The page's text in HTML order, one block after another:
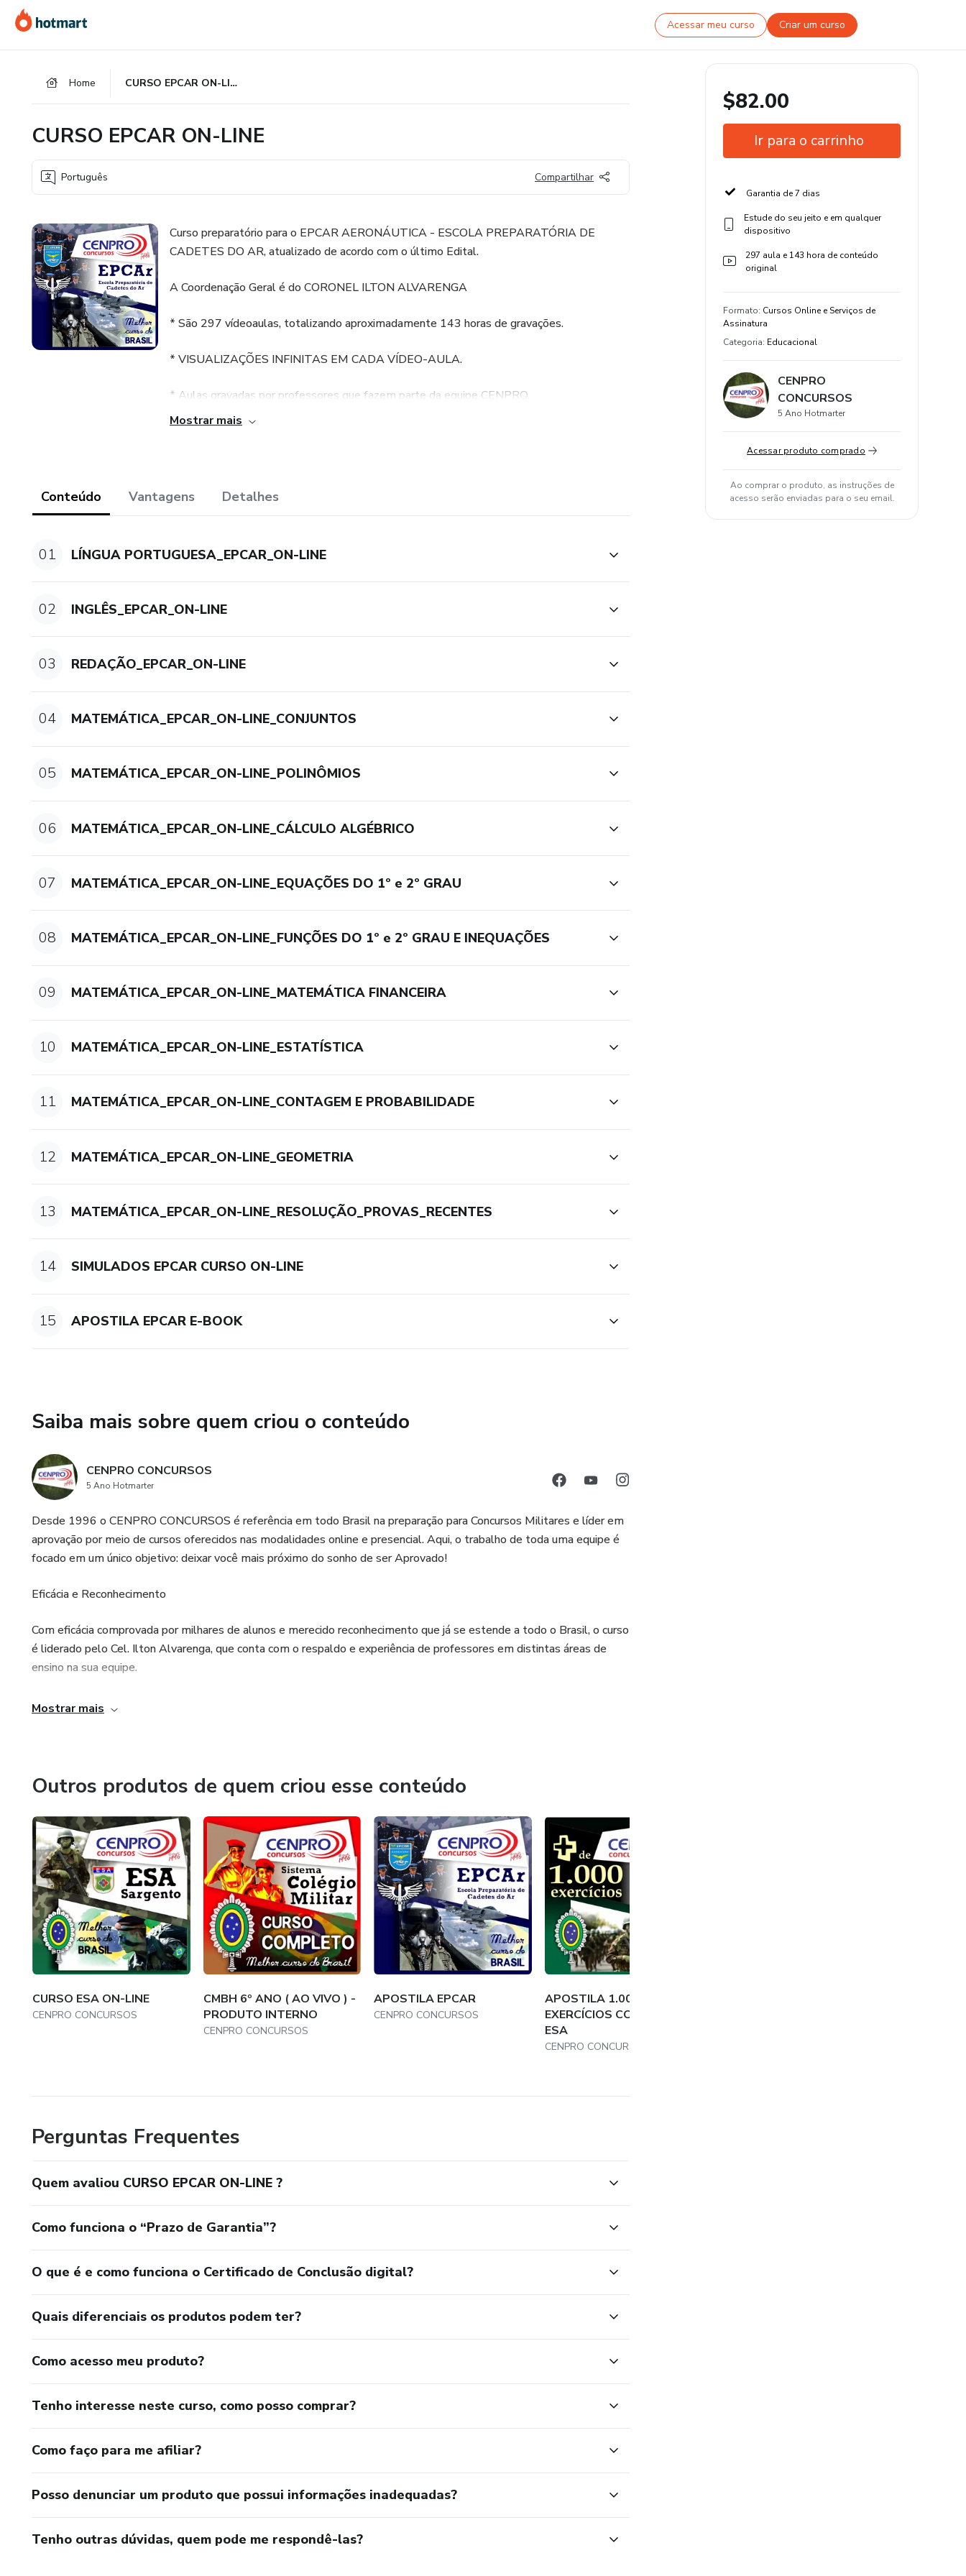
para
o
para
o
para
o
Acessar meu curso Criar um curso
Home CURSO EPCAR ON-LINE
CURSO EPCAR ON-LINE
Português Compartilhar
Curso preparatório para o EPCAR AERONÁUTICA - ESCOLA PREPARATÓRIA DE
CADETES DO AR, atualizado de acordo com o último Edital.
A Coordenação Geral é do CORONEL ILTON ALVARENGA
* São 297 vídeoaulas, totalizando aproximadamente 143 horas de gravações.
* VISUALIZAÇÕES INFINITAS EM CADA VÍDEO-AULA.
* Aulas gravadas por professores que fazem parte da equipe CENPRO.
* Resolução comentada de todas as questões dos últimos concursos da EPCAR.
Mostrar mais
Conteúdo Vantagens Detalhes
01 LÍNGUA PORTUGUESA_EPCAR_ON-LINE
02 INGLÊS_EPCAR_ON-LINE
03 REDAÇÃO_EPCAR_ON-LINE
04 MATEMÁTICA_EPCAR_ON-LINE_CONJUNTOS
05 MATEMÁTICA_EPCAR_ON-LINE_POLINÔMIOS
06 MATEMÁTICA_EPCAR_ON-LINE_CÁLCULO ALGÉBRICO
07 MATEMÁTICA_EPCAR_ON-LINE_EQUAÇÕES DO 1º e 2º GRAU
08 MATEMÁTICA_EPCAR_ON-LINE_FUNÇÕES DO 1º e 2º GRAU E INEQUAÇÕES
09 MATEMÁTICA_EPCAR_ON-LINE_MATEMÁTICA FINANCEIRA
10 MATEMÁTICA_EPCAR_ON-LINE_ESTATÍSTICA
11 MATEMÁTICA_EPCAR_ON-LINE_CONTAGEM E PROBABILIDADE
12 MATEMÁTICA_EPCAR_ON-LINE_GEOMETRIA
13 MATEMÁTICA_EPCAR_ON-LINE_RESOLUÇÃO_PROVAS_RECENTES
14 SIMULADOS EPCAR CURSO ON-LINE
15 APOSTILA EPCAR E-BOOK
Saiba mais sobre quem criou o conteúdo
CENPRO CONCURSOS
5 Ano Hotmarter
Desde 1996 o CENPRO CONCURSOS é referência em todo Brasil na preparação para Concursos Militares e líder em
aprovação por meio de cursos oferecidos nas modalidades online e presencial. Aqui, o trabalho de toda uma equipe é
focado em um único objetivo: deixar você mais próximo do sonho de ser Aprovado!
Eficácia e Reconhecimento
Com eficácia comprovada por milhares de alunos e merecido reconhecimento que já se estende a todo o Brasil, o curso
é liderado pelo Cel. Ilton Alvarenga, que conta com o respaldo e experiência de professores em distintas áreas de
ensino na sua equipe.
Excelência
redação e aulas gratuitas, ou seja, todo o suporte para os estudos e o direcionamento para a tão esperada e desejada
aprovação.
Aprovação
Por meio de um portal interativo, acrescido aos cursos exclusivos, moldados às diferentes necessidades dos alunos, o
CENPRO procura facilitar ao máximo o estudo, aprendizado e assimilação do aluno, para que ele possa alcançar o seu
e o nosso objetivo maior : SUA APROVAÇÃO.
Mostrar mais
Outros produtos de quem criou esse conteúdo
CURSO ESA ON-LINE
CENPRO CONCURSOS
CMBH 6º ANO ( AO VIVO ) -
PRODUTO INTERNO
CENPRO CONCURSOS
APOSTILA EPCAR
CENPRO CONCURSOS
APOSTILA 1.000
EXERCÍCIOS CONCURSO
ESA
CENPRO CONCURSOS
Perguntas Frequentes
Quem avaliou CURSO EPCAR ON-LINE ?
Como funciona o “Prazo de Garantia”?
O que é e como funciona o Certificado de Conclusão digital?
Quais diferenciais os produtos podem ter?
Como acesso meu produto?
Tenho interesse neste curso, como posso comprar?
Como faço para me afiliar?
Posso denunciar um produto que possui informações inadequadas?
Tenho outras dúvidas, quem pode me respondê-las?
$82.00
Ir para o carrinho
Garantia de 7 dias
Estude do seu jeito e em qualquer
dispositivo
297 aula e 143 hora de conteúdo
original
Formato: Cursos Online e Serviços de
Assinatura
Categoria: Educacional
CENPRO
CONCURSOS
5 Ano Hotmarter
Acessar produto comprado
Ao comprar o produto, as instruções de
acesso serão enviadas para o seu email.